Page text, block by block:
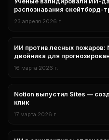
нейросети
распознавания скейтборд-
23 апреля 2026 г.
Наука
ИИ против лесных пожаров:
двойника для
16 марта 2026 г.
технологии
Notion выпустил Sites —
клик
17 марта 2026 г.